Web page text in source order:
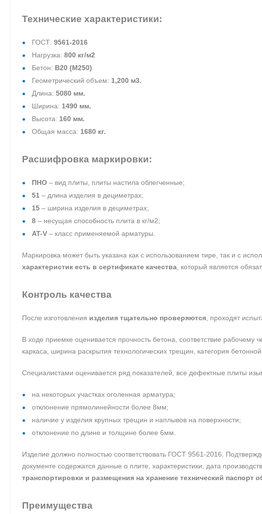
Технические характеристики:
ГОСТ: 9561-2016
Нагрузка: 800 кг/м2
Бетон: В20 (М250)
Геометрический объем: 1,200 м3.
Длина: 5080 мм.
Ширина: 1490 мм.
Высота: 160 мм.
Общая масса: 1680 кг.
Расшифровка маркировки:
ПНО – вид плиты, плиты настила облегченные;
51 – длина изделия в дециметрах;
15 – ширина изделия в дециметрах;
8 – несущая способность плита в кг/м2;
AT-V – класс применяемой арматуры.
Маркировка может быть указана как с использованием тире, так и с
характеристик есть в сертификате качества , который является
Контроль качества
После изготовления изделия тщательно проверяются , проходят
В ходе приемке оценивается прочность бетона, соответствие
каркаса, ширина раскрытия технологических трещин, категория бетонной
Специалистами оценивается ряд показателей, все дефектные плиты
на некоторых участках оголенная арматура;
отклонение прямолинейности более 8мм;
наличие у изделия крупных трещин и наплывов на поверхности;
отклонение по длине и толщине более 6мм.
Изделие должно полностью соответствовать ГОСТ 9561-2016.
документе содержатся данные о плите, характеристики, дата
транспортировки и размещения на хранение технический паспорт
Преимущества